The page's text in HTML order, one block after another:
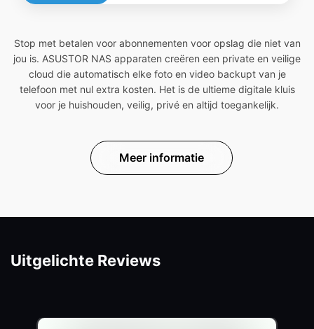
Stop met betalen voor abonnementen voor opslag die niet van
jou is. ASUSTOR NAS apparaten creëren een private en veilige
cloud die automatisch elke foto en video backupt van je
telefoon met nul extra kosten. Het is de ultieme digitale kluis
voor je huishouden, veilig, privé en altijd toegankelijk.
Meer informatie
Uitgelichte Reviews